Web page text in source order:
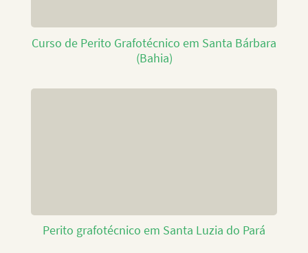
Curso de Perito Grafotécnico em Santa Bárbara
(Bahia)
Perito grafotécnico em Santa Luzia do Pará